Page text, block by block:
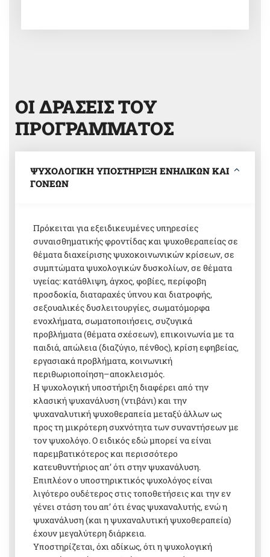
ΟΙ ΔΡΑΣΕΙΣ ΤΟΥ
ΠΡΟΓΡΑΜΜΑΤΟΣ
ΨΥΧΟΛΟΓΙΚΗ ΥΠΟΣΤΗΡΙΞΗ ΕΝΗΛΙΚΩΝ ΚΑΙ
ΓΟΝΕΩΝ
Πρόκειται για εξειδικευμένες υπηρεσίες
συναισθηματικής φροντίδας και ψυχοθεραπείας σε
θέματα διαχείρισης ψυχοκοινωνικών κρίσεων, σε
συμπτώματα ψυχολογικών δυσκολίων, σε θέματα
υγείας: κατάθλιψη, άγχος, φοβίες, περίφοβη
προσδοκία, διαταραχές ύπνου και διατροφής,
σεξουαλικές δυσλειτουργίες, σωματόμορφα
ενοχλήματα, σωματοποιήσεις, συζυγικά
προβλήματα (θέματα σχέσεων), επικοινωνία με τα
παιδιά, απώλεια (διαζύγιο, πένθος), κρίση εφηβείας,
εργασιακά προβλήματα, κοινωνική
περιθωριοποίηση–αποκλεισμός.
Η ψυχολογική υποστήριξη διαφέρει από την
κλασική ψυχανάλυση (ντιβάνι) και την
ψυχαναλυτική ψυχοθεραπεία μεταξύ άλλων ως
προς τη μικρότερη συχνότητα των συναντήσεων με
τον ψυχολόγο. Ο ειδικός εδώ μπορεί να είναι
παρεμβατικότερος και περισσότερο
κατευθυντήριος απ’ ότι στην ψυχανάλυση.
Επιπλέον ο υποστηρικτικός ψυχολόγος είναι
λιγότερο ουδέτερος στις τοποθετήσεις και την εν
γένει στάση του απ’ ότι ένας ψυχαναλυτής, ενώ η
ψυχανάλυση (και η ψυχαναλυτική ψυχοθεραπεία)
έχουν μεγαλύτερη διάρκεια.
Υποστηρίζεται, όχι αδίκως, ότι η ψυχολογική